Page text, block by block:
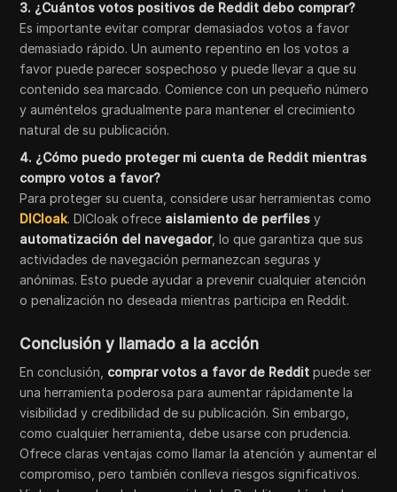
3. ¿Cuántos votos positivos de Reddit debo comprar?
Es importante evitar comprar demasiados votos a favor
demasiado rápido. Un aumento repentino en los votos a
favor puede parecer sospechoso y puede llevar a que su
contenido sea marcado. Comience con un pequeño número
y auméntelos gradualmente para mantener el crecimiento
natural de su publicación.
4. ¿Cómo puedo proteger mi cuenta de Reddit mientras
compro votos a favor?
Para proteger su cuenta, considere usar herramientas como
DICloak. DICloak ofrece aislamiento de perfiles y
automatización del navegador, lo que garantiza que sus
actividades de navegación permanezcan seguras y
anónimas. Esto puede ayudar a prevenir cualquier atención
o penalización no deseada mientras participa en Reddit.
Conclusión y llamado a la acción
En conclusión, comprar votos a favor de Reddit puede ser
una herramienta poderosa para aumentar rápidamente la
visibilidad y credibilidad de su publicación. Sin embargo,
como cualquier herramienta, debe usarse con prudencia.
Ofrece claras ventajas como llamar la atención y aumentar el
compromiso, pero también conlleva riesgos significativos.